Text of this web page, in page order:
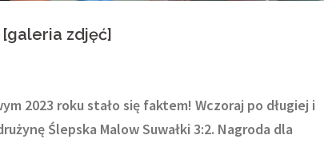
[galeria zdjęć]
2023 roku stało się faktem! Wczoraj po długiej i
Ślepska Malow Suwałki 3:2. Nagroda dla